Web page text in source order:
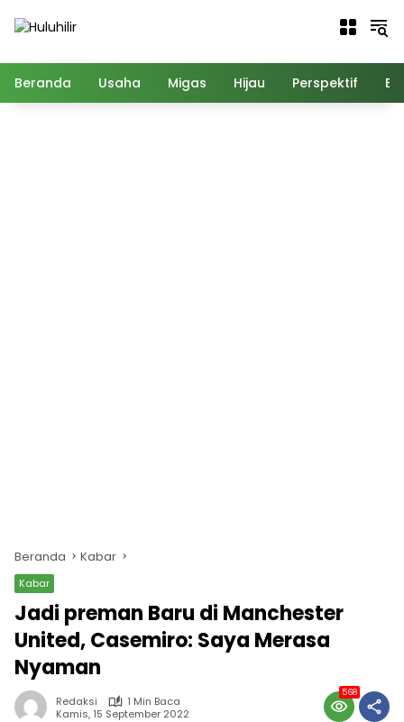
Beranda Usaha Migas Hijau Perspektif
Beranda Kabar
Kabar
Jadi preman Baru di Manchester
United, Casemiro: Saya Merasa
Nyaman
Redaksi
1 Min Baca
Kamis, 15 September 2022
568